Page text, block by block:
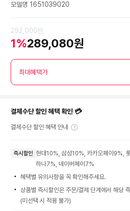
모델명 1651039020
292,000원
1%289,080원
최대혜택가
결제수단 할인 혜택 확인 💳
결제수단 할인 혜택 안내
즉시할인 현대10%, 삼성10%, 카카오페이9%,
하나7%, 네이버페이7%
혜택별 유의사항을 꼭 확인해주세요.
상품별 즉시할인은 주문/결제 단계에서 해당
(미선택 시 적용 불가)